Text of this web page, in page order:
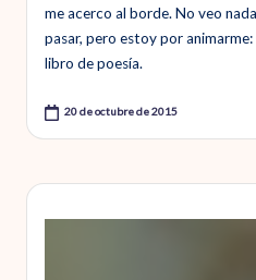
me acerco al borde. No veo
pasar, pero estoy por
libro de poesía.
20 de octubre de 2015